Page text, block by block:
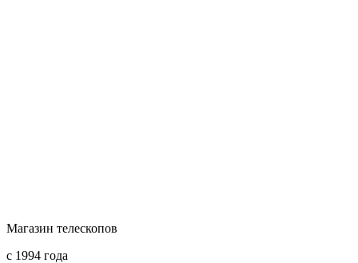
Магазин телескопов
с 1994 года